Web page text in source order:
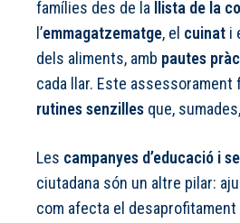
famílies des de la llista de la
l’emmagatzematge, el cuinat i
dels aliments, amb pautes
cada llar. Este
rutines senzilles que,
Les campanyes d’educació i
ciutadana són un altre pilar:
com afecta el desaprofitament